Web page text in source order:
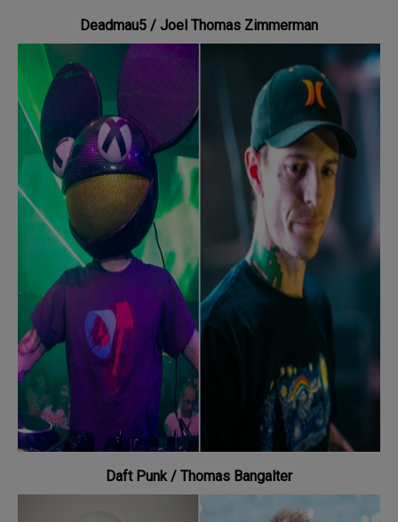
Deadmau5 / Joel Thomas Zimmerman
Daft Punk / Thomas Bangalter